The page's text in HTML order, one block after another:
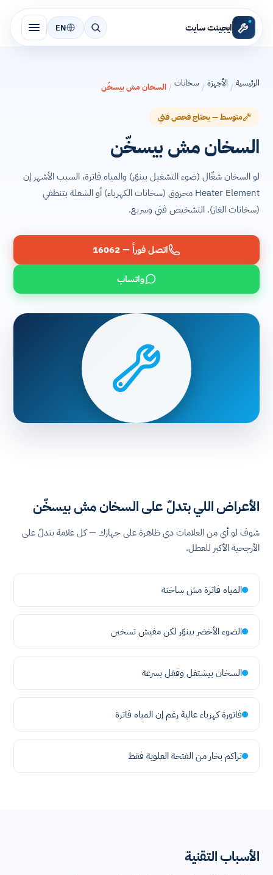
ايجينت سايت EN
الرئيسية / الأجهزة / سخانات / السخان مش بيسخّن
متوسط — يحتاج فحص فني
السخان مش بيسخّن
لو السخان شغّال (ضوء التشغيل بينوّر) والمياه فاترة، السبب الأشهر إن
Heater Element محروق (سخانات الكهرباء) أو الشعلة بتنطفي
(سخانات الغاز). التشخيص فني وسريع.
اتصل فوراً — 16062
واتساب
الأعراض اللي بتدلّ على السخان مش بيسخّن
شوف لو أي من العلامات دي ظاهرة على جهازك — كل علامة بتدلّ على
الأرجحية الأكبر للعطل.
المياه فاترة مش ساخنة
الضوء الأخضر بينوّر لكن مفيش تسخين
السخان بيشتغل وقفل بسرعة
فاتورة كهرباء عالية رغم إن المياه فاترة
تراكم بخار من الفتحة العلوية فقط
الأسباب التقنية